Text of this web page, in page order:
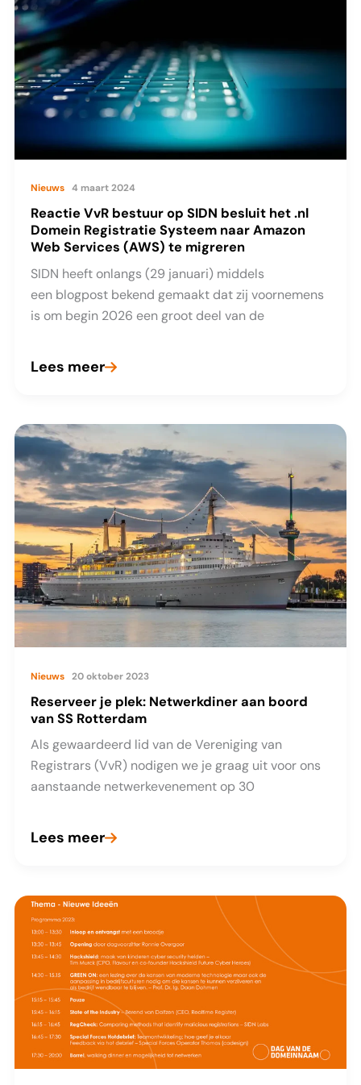
DRS
voor
.nl
Nieuws 4 maart 2024
Reactie VvR bestuur op SIDN besluit het .nl
Domein Registratie Systeem naar Amazon
Web Services (AWS) te migreren
SIDN heeft onlangs (29 januari) middels
een blogpost bekend gemaakt dat zij voornemens
is om begin 2026 een groot deel van de
Reactie
bestuur
op
SIDN
besluit
het
.nl
Domein
Registratie
Systeem
naar
Web
Services
(AWS)
te
migreren
Lees meer
Nieuws 20 oktober 2023
Reserveer je plek: Netwerkdiner aan boord
van SS Rotterdam
Als gewaardeerd lid van de Vereniging van
Registrars (VvR) nodigen we je graag uit voor ons
aanstaande netwerkevenement op 30
Reserveer
plek:
Netwerkdiner
aan
boord
van
SS
Rotterdam
Lees meer